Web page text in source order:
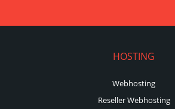
HOSTING
Webhosting
Reseller Webhosting